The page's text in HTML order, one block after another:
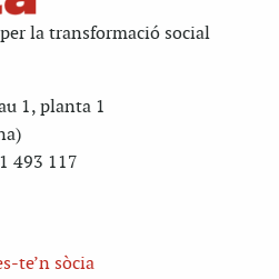
la transformació social
1, planta 1
493 117
te’n sòcia